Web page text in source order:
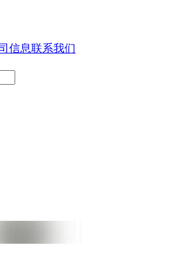
信息联系我们